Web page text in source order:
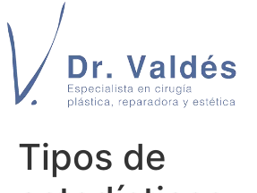
Tipos de